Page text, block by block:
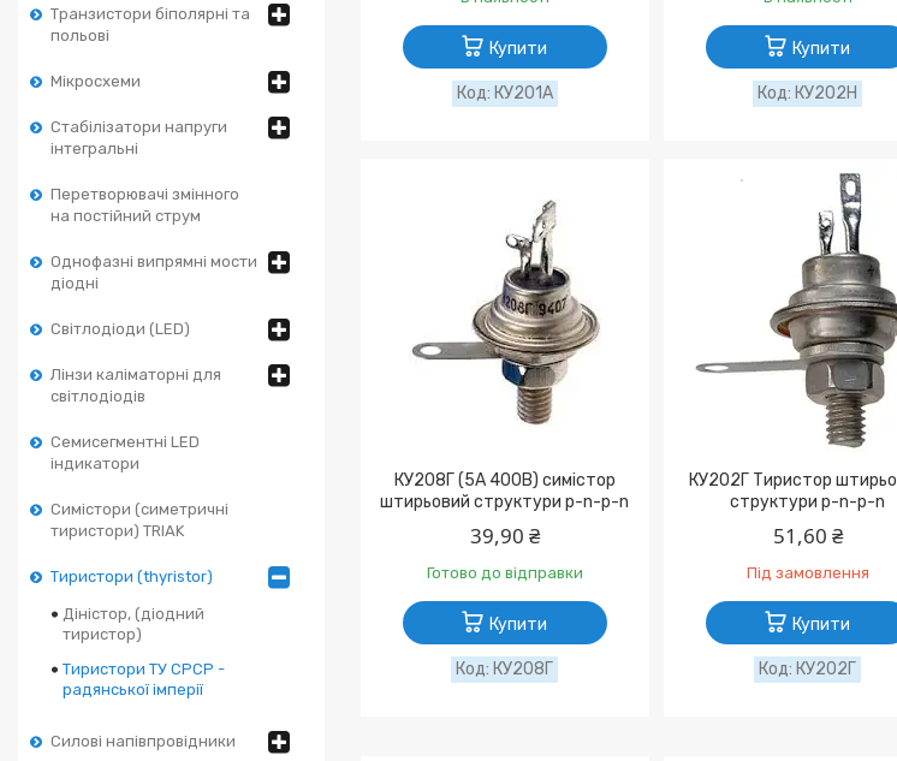
Транзистори біполярні та
польові
Мікросхеми
Стабілізатори напруги
інтегральні
Перетворювачі змінного
на постійний струм
Однофазні випрямні мости
діодні
Світлодіоди (LED)
Лінзи каліматорні для
світлодіодів
Семисегментні LED
індикатори
Симістори (симетричні
тиристори) TRIAK
Тиристори (thyristor)
Діністор, (діодний
тиристор)
Тиристори ТУ СРСР -
радянської імперії
Силові напівпровідники
Купити
КУ201А
Купити
КУ202Н
КУ208Г (5А 400В) симістор
штирьовий структури p-n-p-n
39,90 ₴
Готово до відправки
Купити
КУ208Г
КУ202Г Тиристор
структури p-n-p-n
51,60 ₴
Під замовлення
Купити
КУ202Г